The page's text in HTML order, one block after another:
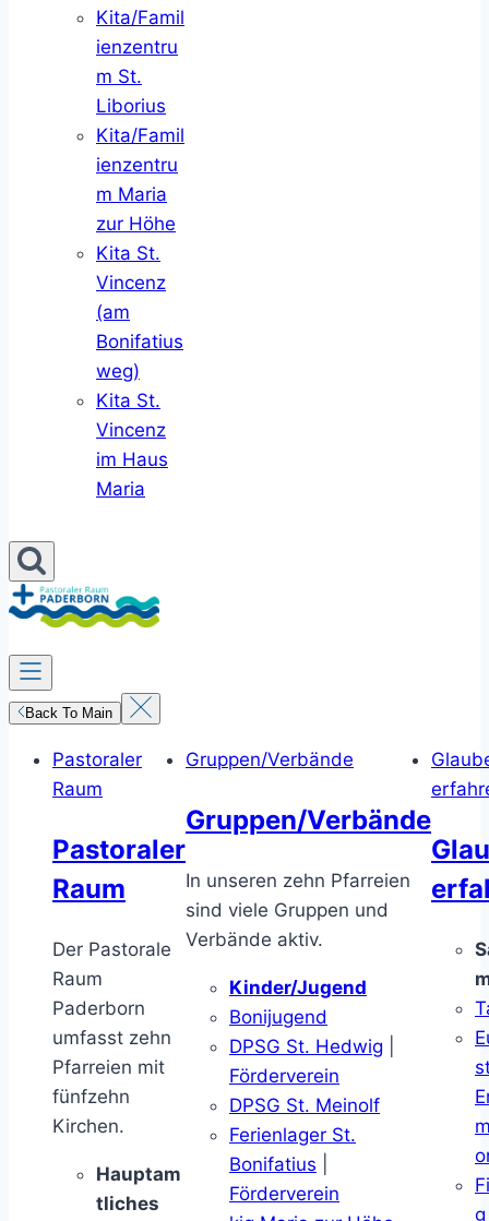
Kita/Famil
ienzentru
m St.
Liborius
Kita/Famil
ienzentru
m Maria
zur Höhe
Kita St.
Vincenz
(am
Bonifatius
weg)
Kita St.
Vincenz
im Haus
Maria
Back To Main
Pastoraler
Raum
Pastoraler
Raum
Der Pastorale
Raum
Paderborn
umfasst zehn
Pfarreien mit
fünfzehn
Kirchen.
Hauptam
tliches
Gruppen/Verbände
Gruppen/Verbände
In unseren zehn Pfarreien
sind viele Gruppen und
Verbände aktiv.
Kinder/Jugend
Bonijugend
DPSG St. Hedwig
Förderverein
DPSG St. Meinolf
Ferienlager St.
Bonifatius
Förderverein
g